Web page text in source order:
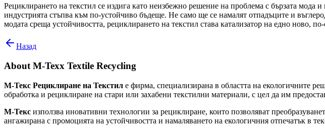
Рециклирането на текстил се издига като неизбежно решение на проблема с бързата
индустрията стъпва към по-устойчиво бъдеще. Не само ще се намалят отпадъците и
модата среща устойчивостта, рециклирането на текстил става катализатор на едно ново,
Назад
About M-Texx Textile Recycling
М-Текс Рециклиране на Текстил е фирма, специализирана в областта на екологичните
обработка и рециклиране на стари или захабени текстилни материали, с цел да им
М-Текс използва иновативни технологии за рециклиране, които позволяват
ангажирана с промоцията на устойчивостта и намаляването на екологичния отпечатък в